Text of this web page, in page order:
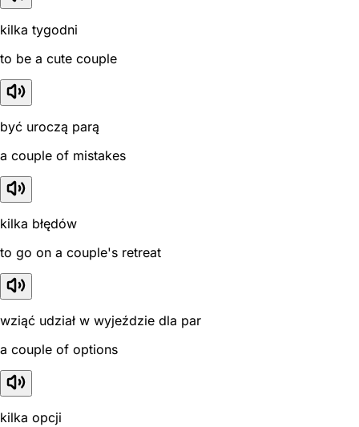
kilka tygodni
to be a cute couple
być uroczą parą
a couple of mistakes
kilka błędów
to go on a couple's retreat
wziąć udział w wyjeździe dla par
a couple of options
kilka opcji